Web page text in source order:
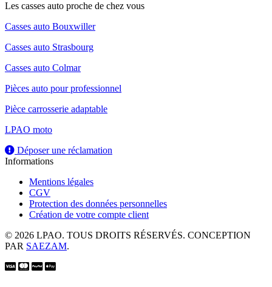
Les casses auto proche de chez vous
Casses auto Bouxwiller
Casses auto Strasbourg
Casses auto Colmar
Pièces auto pour professionnel
Pièce carrosserie adaptable
LPAO moto
Déposer une réclamation
Informations
Mentions légales
CGV
Protection des données personnelles
Création de votre compte client
© 2026 LPAO. TOUS DROITS RÉSERVÉS. CONCEPTION
PAR SAEZAM.